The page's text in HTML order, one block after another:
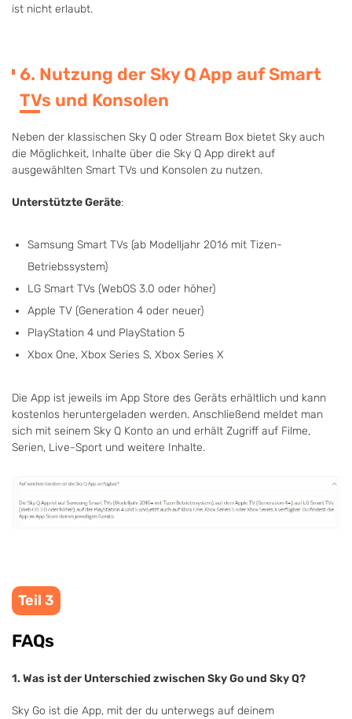
ist nicht erlaubt.
6. Nutzung der Sky Q App auf Smart
TVs und Konsolen
Neben der klassischen Sky Q oder Stream Box bietet Sky auch
die Möglichkeit, Inhalte über die Sky Q App direkt auf
ausgewählten Smart TVs und Konsolen zu nutzen.
Unterstützte Geräte:
Samsung Smart TVs (ab Modelljahr 2016 mit Tizen-
Betriebssystem)
LG Smart TVs (WebOS 3.0 oder höher)
Apple TV (Generation 4 oder neuer)
PlayStation 4 und PlayStation 5
Xbox One, Xbox Series S, Xbox Series X
Die App ist jeweils im App Store des Geräts erhältlich und kann
kostenlos heruntergeladen werden. Anschließend meldet man
sich mit seinem Sky Q Konto an und erhält Zugriff auf Filme,
Serien, Live-Sport und weitere Inhalte.
Teil 3
FAQs
1. Was ist der Unterschied zwischen Sky Go und Sky Q?
Sky Go ist die App, mit der du unterwegs auf deinem